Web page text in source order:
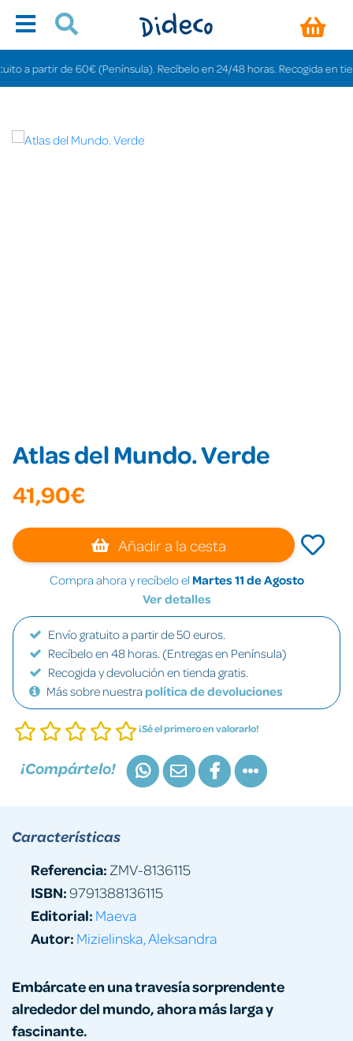
partir de 60€ (Península). Recíbelo en 24/48 horas. Recogida en
Atlas del Mundo. Verde
41,90€
Añadir a la cesta
Compra ahora y recíbelo el Martes 11 de Agosto
Ver detalles
Envío gratuito a partir de 50 euros.
Recíbelo en 48 horas. (Entregas en Península)
Recogida y devolución en tienda gratis.
Más sobre nuestra política de devoluciones
¡Sé el primero en valorarlo!
¡Compártelo!
Embárcate en una travesía sorprendente
alrededor del mundo, ahora más larga y
fascinante.
Características
Referencia: ZMV-8136115
ISBN:9791388136115
Editorial: Maeva
Autor: Mizielinska, Aleksandra